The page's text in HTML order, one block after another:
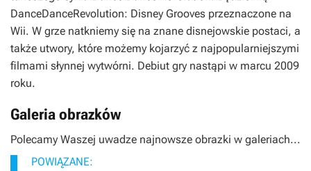
DanceDanceRevolution: Disney Grooves przeznaczone na
Wii. W grze natkniemy się na znane disnejowskie postaci, a
także utwory, które możemy kojarzyć z najpopularniejszymi
filmami słynnej wytwórni. Debiut gry nastąpi w marcu 2009
roku.
Galeria obrazków
Polecamy Waszej uwadze najnowsze obrazki w galeriach...
POWIĄZANE: